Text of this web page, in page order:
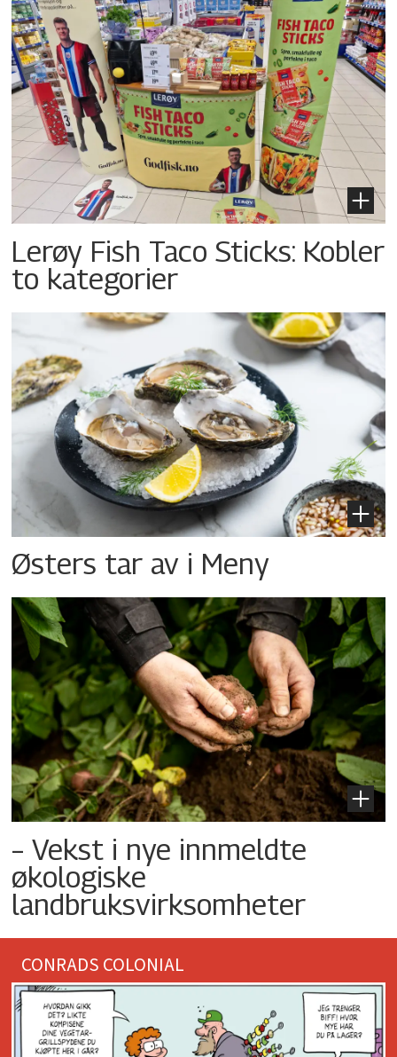
Lerøy Fish Taco Sticks: Kobler
to kategorier
Østers tar av i Meny
– Vekst i nye innmeldte
økologiske
landbruksvirksomheter
CONRADS COLONIAL